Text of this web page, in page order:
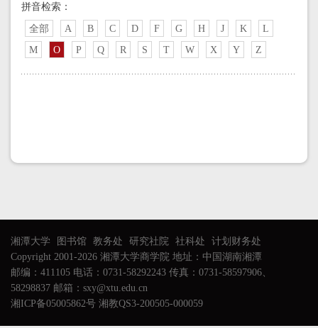
拼音检索：
全部 A B C D F G H J K
L
M
O P Q R S T W X Y Z
湘潭大学 图书馆 教务处 研究社院 社科处
计划财务处
Copyright 2001-2026 湘潭大学商学院 地址：中国湖南湘潭
邮编：411105 电话：0731-58292243 传真：0731-58597906、
58298837 邮箱：sxy@xtu.edu.cn
湘ICP备05005862号 湘教QS3-200505-000059